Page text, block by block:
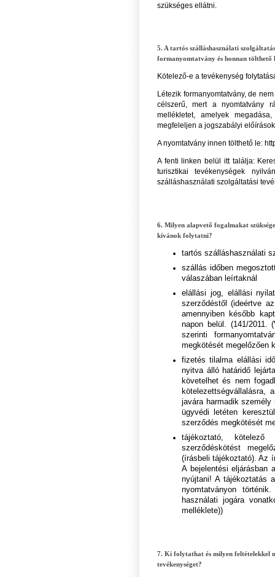
szükséges ellátni.
5. A tartós szálláshasználati
formanyomtatvány és honnan tölthető
Kötelező-e a tevékenység
Létezik formanyomtatvány, de
célszerű, mert a nyomtatvány
mellékletet, amelyek
megfeleljen a jogszabályi
A nyomtatvány innen tölthető le:
A fenti linken belül itt találja:
turisztikai tevékenységek
szálláshasználati szolgáltatási
6. Milyen alapvető fogalmakat
kívánok folytatni?
tartós szálláshasználati
szállás időben
válaszában leírtaknál
elállási jog, elállási
szerződéstől (ideértve
amennyiben később
napon belül. (141/
szerinti
megkötését megelőzően
fizetés tilalma elállási
nyitva álló határidő
követelhet és nem
kötelezettségvállalásra,
javára harmadik
ügyvédi letéten
szerződés megkötését
tájékoztató,
szerződéskötést
(írásbeli tájékoztató). Az
A bejelentési eljárásban
nyújtani! A tájékoztatás
nyomtatványon
használati jogára
melléklete))
7. Ki folytathat és milyen feltételekkel
tevékenységet?